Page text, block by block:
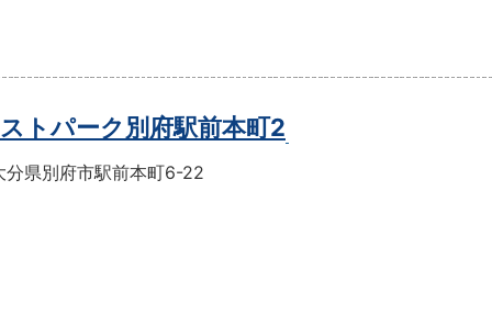
ストパーク別府駅前本町2
分県別府市駅前本町6-22